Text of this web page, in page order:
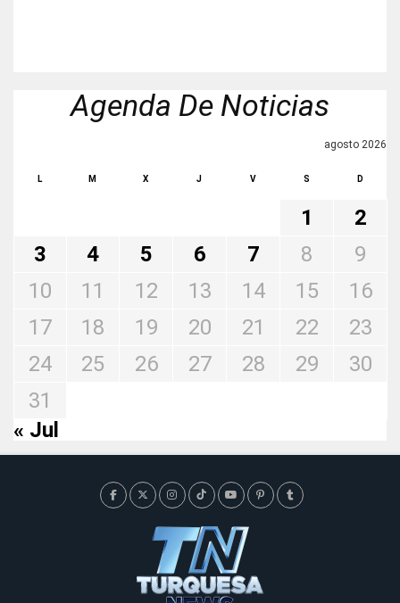
Agenda De Noticias
agosto 2026
L M X J V S D
1
2
3
4 5 6 7 8
9
10
11 12 13 14 15
16
17
18 19 20 21 22
23
24
25 26 27 28 29
30
31
« Jul